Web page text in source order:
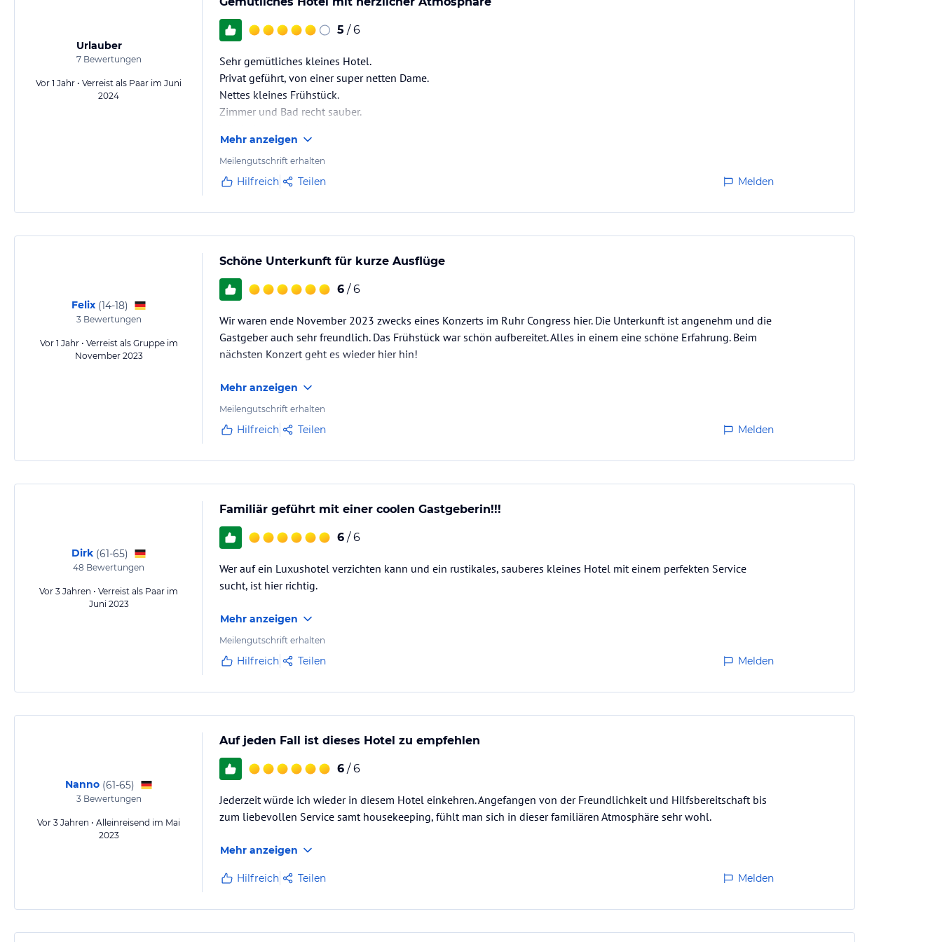
Urlauber
7Bewertungen
Vor 1 Jahr • Verreist als Paar im Juni
2024
5 / 6
Sehr gemütliches kleines Hotel.
Privat geführt, von einer super netten Dame.
Nettes kleines Frühstück.
Zimmer und Bad recht sauber.
Mehr anzeigen
Meilengutschrift erhalten
Hilfreich Teilen Melden
Felix (14-18)
3Bewertungen
Vor 1 Jahr • Verreist als Gruppe im
November 2023
Schöne Unterkunft für kurze Ausflüge
6 / 6
Wir waren ende November 2023 zwecks eines Konzerts im Ruhr Congress hier. Die Unterkunft ist angenehm und die
Gastgeber auch sehr freundlich. Das Frühstück war schön aufbereitet. Alles in einem eine schöne Erfahrung. Beim
nächsten Konzert geht es wieder hier hin!
Mehr anzeigen
Meilengutschrift erhalten
Hilfreich Teilen Melden
Dirk (61-65)
48 Bewertungen
Vor 3 Jahren • Verreist als Paar im
Juni 2023
Familiär geführt mit einer coolen Gastgeberin!!!
6 / 6
Wer auf ein Luxushotel verzichten kann und ein rustikales, sauberes kleines Hotel mit einem perfekten Service
sucht, ist hier richtig.
Mehr anzeigen
Meilengutschrift erhalten
Hilfreich Teilen Melden
Nanno (61-65)
3Bewertungen
Vor 3 Jahren • Alleinreisend im Mai
2023
Auf jeden Fall ist dieses Hotel zu empfehlen
6 / 6
Jederzeit würde ich wieder in diesem Hotel einkehren. Angefangen von der Freundlichkeit und Hilfsbereitschaft bis
zum liebevollen Service samt housekeeping, fühlt man sich in dieser familiären Atmosphäre sehr wohl.
Mehr anzeigen
Hilfreich Teilen Melden